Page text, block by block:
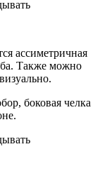
ассиметричная
Также можно
боковая челка